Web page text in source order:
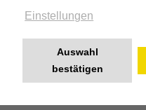
Einstellungen
Auswahl
bestätigen
Realisiert mit